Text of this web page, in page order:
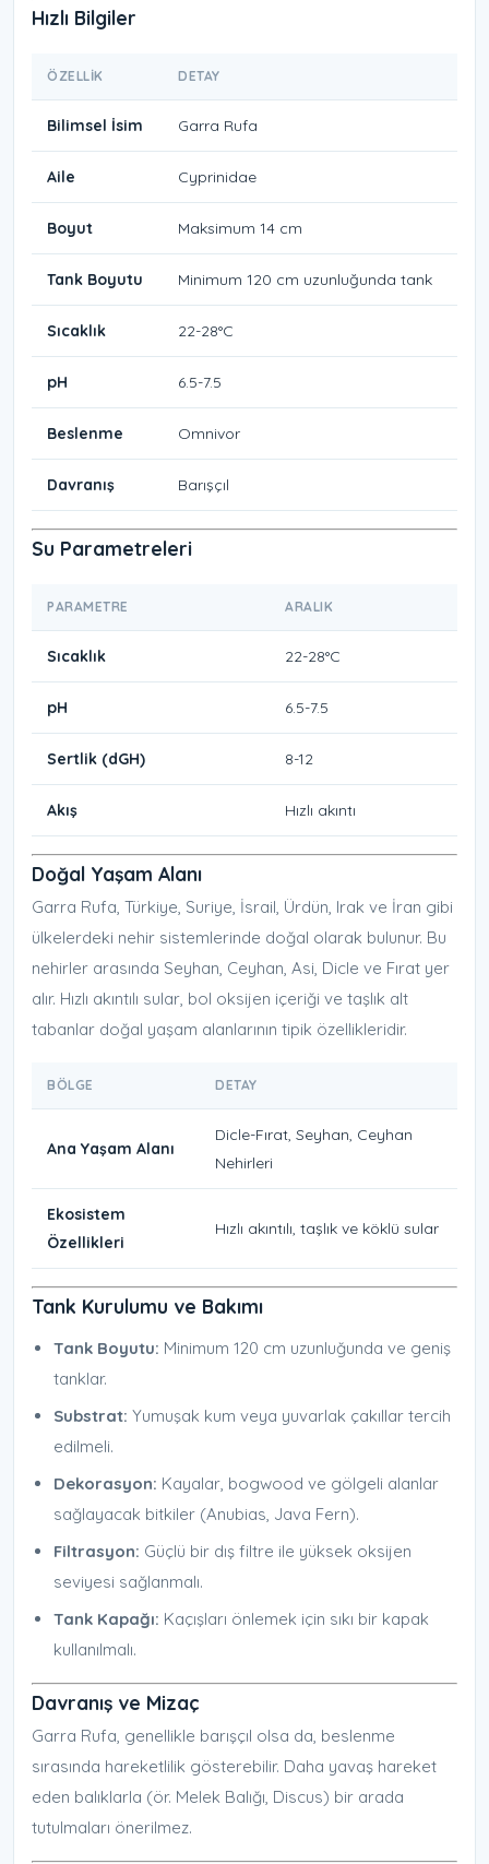
Hızlı Bilgiler
ÖZELLIK DETAY
Bilimsel İsim Garra Rufa
Aile Cyprinidae
Boyut Maksimum 14 cm
Tank Boyutu Minimum 120 cm uzunluğunda tank
Sıcaklık 22-28°C
pH 6.5-7.5
Beslenme Omnivor
Davranış Barışçıl
Su Parametreleri
PARAMETRE ARALIK
Sıcaklık 22-28°C
pH 6.5-7.5
Sertlik (dGH) 8-12
Akış Hızlı akıntı
Doğal Yaşam Alanı
Garra Rufa, Türkiye, Suriye, İsrail, Ürdün, Irak ve İran gibi
ülkelerdeki nehir sistemlerinde doğal olarak bulunur. Bu
nehirler arasında Seyhan, Ceyhan, Asi, Dicle ve Fırat yer
alır. Hızlı akıntılı sular, bol oksijen içeriği ve taşlık alt
tabanlar doğal yaşam alanlarının tipik özellikleridir.
BÖLGE DETAY
Ana Yaşam Alanı
Dicle-Fırat, Seyhan, Ceyhan
Nehirleri
Ekosistem
Özellikleri
Hızlı akıntılı, taşlık ve köklü sular
Tank Kurulumu ve Bakımı
Tank Boyutu: Minimum 120 cm uzunluğunda ve geniş
tanklar.
Substrat: Yumuşak kum veya yuvarlak çakıllar tercih
edilmeli.
Dekorasyon: Kayalar, bogwood ve gölgeli alanlar
sağlayacak bitkiler (Anubias, Java Fern).
Filtrasyon: Güçlü bir dış filtre ile yüksek oksijen
seviyesi sağlanmalı.
Tank Kapağı: Kaçışları önlemek için sıkı bir kapak
kullanılmalı.
Davranış ve Mizaç
Garra Rufa, genellikle barışçıl olsa da, beslenme
sırasında hareketlilik gösterebilir. Daha yavaş hareket
eden balıklarla (ör. Melek Balığı, Discus) bir arada
tutulmaları önerilmez.